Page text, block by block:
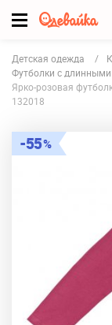
Детская одежда
Футболки с
Ярко-розовая
132018
55